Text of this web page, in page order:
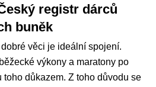
registr dárců
buněk
věci je ideální spojení.
výkony a maratony po
toho důkazem. Z toho důvodu se